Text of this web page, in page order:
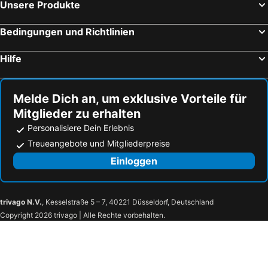
Unsere Produkte
Bedingungen und Richtlinien
Hilfe
Melde Dich an, um exklusive Vorteile für
Mitglieder zu erhalten
Personalisiere Dein Erlebnis
Treueangebote und Mitgliederpreise
Einloggen
trivago N.V., Kesselstraße 5 – 7, 40221 Düsseldorf, Deutschland
Copyright 2026 trivago | Alle Rechte vorbehalten.